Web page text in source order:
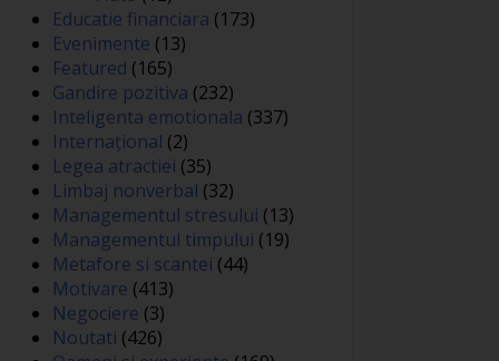
Educatie financiara (173)
Evenimente (13)
Featured (165)
Gandire pozitiva (232)
Inteligenta emotionala (337)
Internațional (2)
Legea atractiei (35)
Limbaj nonverbal (32)
Managementul stresului (13)
Managementul timpului (19)
Metafore si scantei (44)
Motivare (413)
Negociere (3)
Noutati (426)